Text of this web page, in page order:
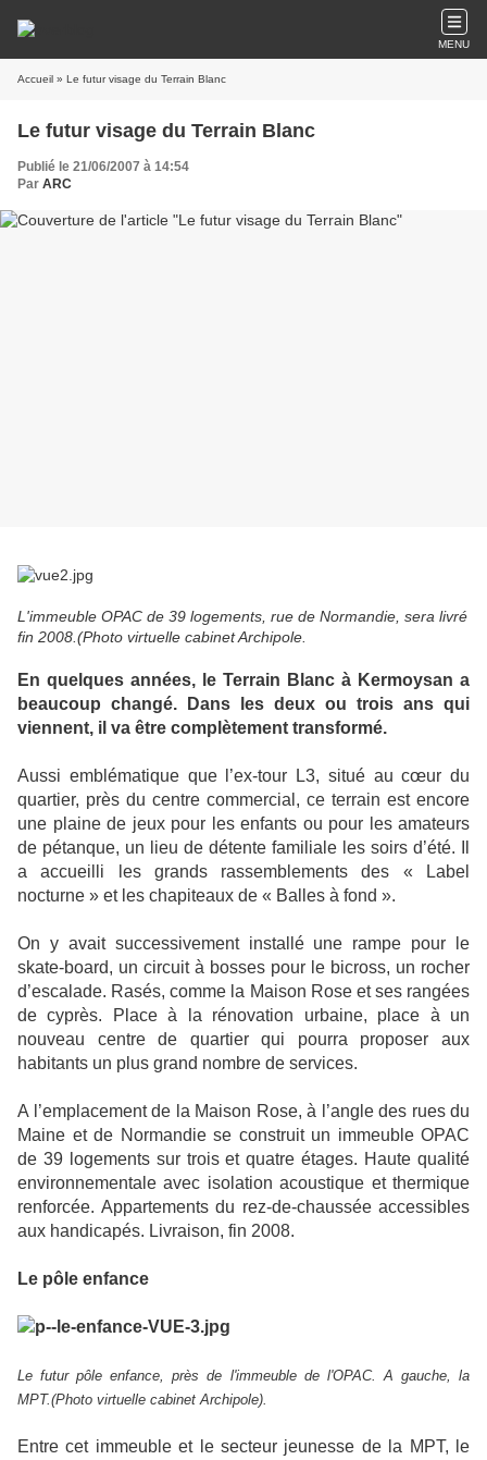
MENU
Accueil » Le futur visage du Terrain Blanc
Le futur visage du Terrain Blanc
Publié le 21/06/2007 à 14:54
Par ARC
L'immeuble OPAC de 39 logements, rue de Normandie, sera livré
fin 2008.(Photo virtuelle cabinet Archipole.
En quelques années, le Terrain Blanc à Kermoysan a
beaucoup changé. Dans les deux ou trois ans qui
viennent, il va être complètement transformé.
Aussi emblématique que l’ex-tour L3, situé au cœur du
quartier, près du centre commercial, ce terrain est encore
une plaine de jeux pour les enfants ou pour les amateurs
de pétanque, un lieu de détente familiale les soirs d’été. Il
a accueilli les grands rassemblements des « Label
nocturne » et les chapiteaux de « Balles à fond ».
On y avait successivement installé une rampe pour le
skate-board, un circuit à bosses pour le bicross, un rocher
d’escalade. Rasés, comme la Maison Rose et ses rangées
de cyprès. Place à la rénovation urbaine, place à un
nouveau centre de quartier qui pourra proposer aux
habitants un plus grand nombre de services.
A l’emplacement de la Maison Rose, à l’angle des rues du
Maine et de Normandie se construit un immeuble OPAC
de 39 logements sur trois et quatre étages. Haute qualité
environnementale avec isolation acoustique et thermique
renforcée. Appartements du rez-de-chaussée accessibles
aux handicapés. Livraison, fin 2008.
Le pôle enfance
Le futur pôle enfance, près de l'immeuble de l'OPAC. A gauche, la
MPT.(Photo virtuelle cabinet Archipole).
Entre cet immeuble et le secteur jeunesse de la MPT, le